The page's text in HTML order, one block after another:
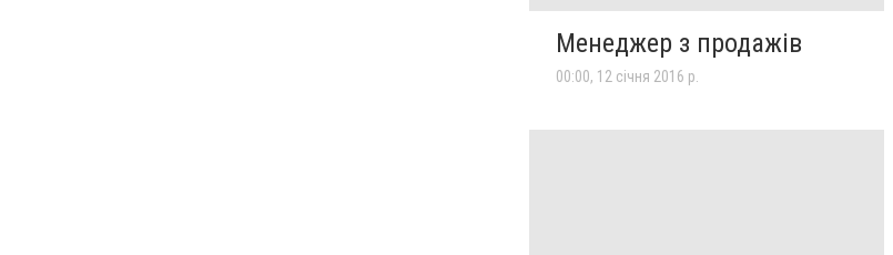
Менеджер з продажів
00:00, 12 січня 2016 р.